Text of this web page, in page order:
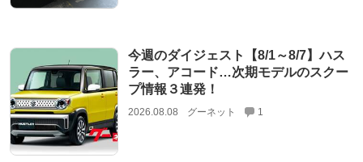
今週のダイジェスト【8/1～8/7】ハス
ラー、アコード…次期モデルのスクー
プ情報３連発！
2026.08.08 グーネット 1